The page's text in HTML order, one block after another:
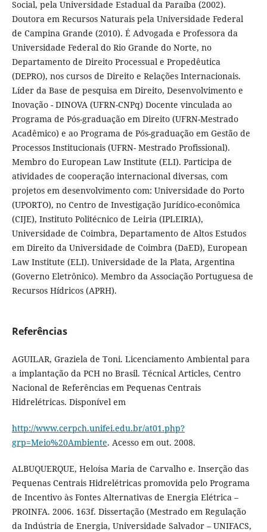
Social, pela Universidade Estadual da Paraíba (2002).
Doutora em Recursos Naturais pela Universidade Federal
de Campina Grande (2010). É Advogada e Professora da
Universidade Federal do Rio Grande do Norte, no
Departamento de Direito Processual e Propedêutica
(DEPRO), nos cursos de Direito e Relações Internacionais.
Líder da Base de pesquisa em Direito, Desenvolvimento e
Inovação - DINOVA (UFRN-CNPq) Docente vinculada ao
Programa de Pós-graduação em Direito (UFRN-Mestrado
Acadêmico) e ao Programa de Pós-graduação em Gestão de
Processos Institucionais (UFRN- Mestrado Profissional).
Membro do European Law Institute (ELI). Participa de
atividades de cooperação internacional diversas, com
projetos em desenvolvimento com: Universidade do Porto
(UPORTO), no Centro de Investigação Jurídico-econômica
(CIJE), Instituto Politécnico de Leiria (IPLEIRIA),
Universidade de Coimbra, Departamento de Altos Estudos
em Direito da Universidade de Coimbra (DaED), European
Law Institute (ELI). Universidade de la Plata, Argentina
(Governo Eletrônico). Membro da Associação Portuguesa de
Recursos Hídricos (APRH).
Referências
AGUILAR, Graziela de Toni. Licenciamento Ambiental para
a implantação da PCH no Brasil. Técnical Articles, Centro
Nacional de Referências em Pequenas Centrais
Hidrelétricas. Disponível em
http://www.cerpch.unifei.edu.br/at01.php?
grp=Meio%20Ambiente. Acesso em out. 2008.
ALBUQUERQUE, Heloísa Maria de Carvalho e. Inserção das
Pequenas Centrais Hidrelétricas promovida pelo Programa
de Incentivo às Fontes Alternativas de Energia Elétrica –
PROINFA. 2006. 163f. Dissertação (Mestrado em Regulação
da Indústria de Energia, Universidade Salvador – UNIFACS,